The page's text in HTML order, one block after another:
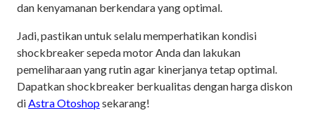
dan kenyamanan berkendara yang optimal.
Jadi, pastikan untuk selalu memperhatikan kondisi
shockbreaker sepeda motor Anda dan lakukan
pemeliharaan yang rutin agar kinerjanya tetap optimal.
Dapatkan shockbreaker berkualitas dengan harga diskon
diAstra Otoshopsekarang!